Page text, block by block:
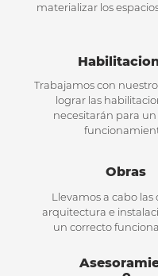
materializar los
Trabajamos con
lograr las
necesitarán para
Obras
Llevamos a cabo las
arquitectura e
un correcto